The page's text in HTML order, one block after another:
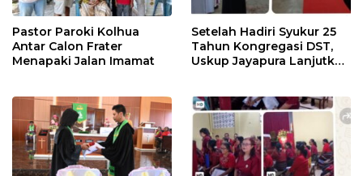
Pastor Paroki Kolhua
Antar Calon Frater
Menapaki Jalan Imamat
Setelah Hadiri Syukur 25
Tahun Kongregasi DST,
Uskup Jayapura Lanjutkan